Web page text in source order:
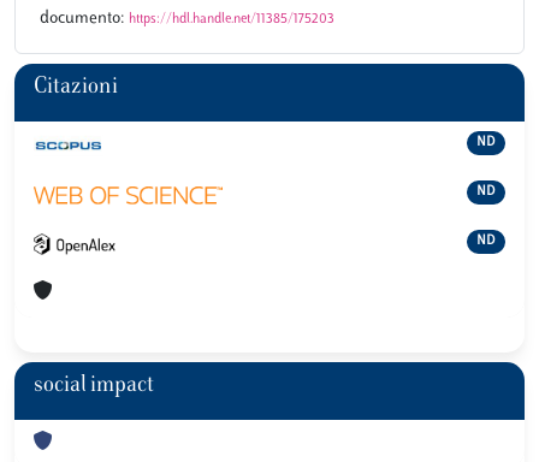
documento: https://hdl.handle.net/11385/175203
Citazioni
ND
ND
ND
social impact